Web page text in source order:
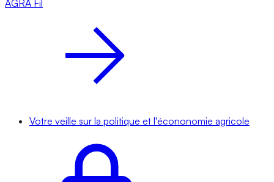
AGRA Fil
Votre veille sur la politique et l'écononomie agricole